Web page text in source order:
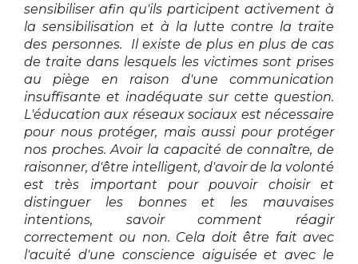
sensibiliser afin qu'ils participent activement à
la sensibilisation et à la lutte contre la traite
des personnes. Il existe de plus en plus de cas
de traite dans lesquels les victimes sont prises
au piège en raison d'une communication
insuffisante et inadéquate sur cette question.
L'éducation aux réseaux sociaux est nécessaire
pour nous protéger, mais aussi pour protéger
nos proches. Avoir la capacité de connaître, de
raisonner, d'être intelligent, d'avoir de la volonté
est très important pour pouvoir choisir et
distinguer les bonnes et les mauvaises
intentions, savoir comment réagir
correctement ou non. Cela doit être fait avec
l'acuité d'une conscience aiguisée et avec le